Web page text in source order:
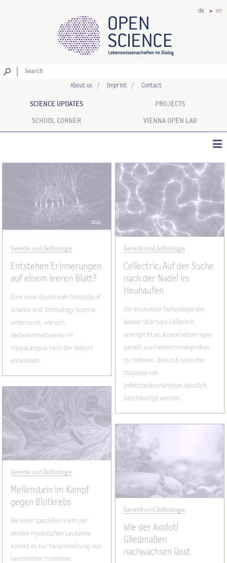
de en
About us Imprint Contact
SCIENCE UPDATES PROJECTS
SCHOOL CORNER VIENNA OPEN LAB
Genetik und Zellbiologie
Entstehen Erinnerungen
auf einem leeren Blatt?
Eine neue Studie vom Institute of
Science and Technology Austria
untersucht, wie sich
Gedankennetzwerke im
Hippocampus nach der Geburt
entwickeln.
Genetik und Zellbiologie
Cellectric: Auf der Suche
nach der Nadel im
Heuhaufen
Die innovative Technologie des
Wiener Startups Cellectric
ermöglicht es, Krankheitserreger
gezielt aus Patient:innenproben
zu isolieren. Dadurch kann die
Diagnose von
Infektionskrankheiten deutlich
beschleunigt werden.
Genetik und Zellbiologie
Meilenstein im Kampf
gegen Blutkrebs
Bei einer speziellen Form der
akuten myeloischen Leukämie
kommt es zur Verschmelzung von
bestimmten Proteinen.
Genetik und Zellbiologie
Wie der Axolotl
Gliedmaßen
nachwachsen lässt